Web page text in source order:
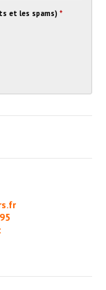
et les spams) *